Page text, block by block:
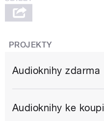
PROJEKTY
Audioknihy zdarma
Audioknihy ke koupi